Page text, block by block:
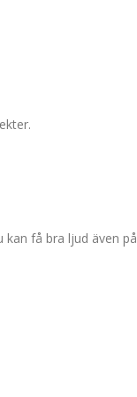
få bra ljud även